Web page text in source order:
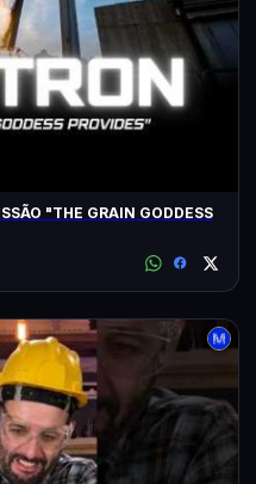
"THE GRAIN GODDESS